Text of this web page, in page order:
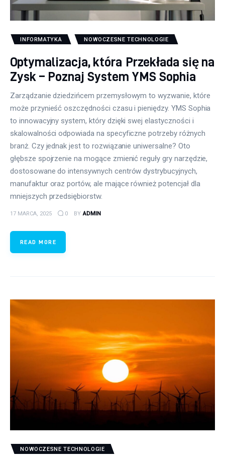
INFORMATYKA NOWOCZESNE TECHNOLOGIE
Optymalizacja, która Przekłada się na
Zysk – Poznaj System YMS Sophia
Zarządzanie dziedzińcem przemysłowym to wyzwanie, które
może przynieść oszczędności czasu i pieniędzy. YMS Sophia
to innowacyjny system, który dzięki swej elastyczności i
skalowalności odpowiada na specyficzne potrzeby różnych
branż. Czy jednak jest to rozwiązanie uniwersalne? Oto
głębsze spojrzenie na mogące zmienić reguły gry narzędzie,
dostosowane do intensywnych centrów dystrybucyjnych,
manufaktur oraz portów, ale mające również potencjał dla
mniejszych przedsiębiorstw.
17 MARCA, 2025 0 BY ADMIN
READ MORE
NOWOCZESNE TECHNOLOGIE